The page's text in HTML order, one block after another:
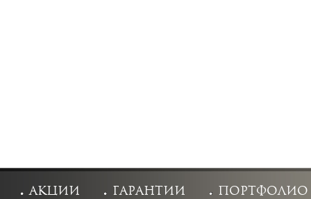
акции гарантии портфолио